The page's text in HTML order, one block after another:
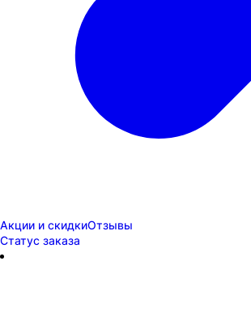
Акции и скидкиОтзывы
Статус заказа